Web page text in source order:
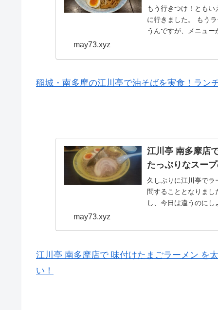
もう行きつけ！とも
に行きました。 もう
うんですが、メニュ
may73.xyz
稲城・南多摩の江川亭で油そばを実食！ラン
江川亭 南多摩店
たっぷりなスー
久しぶりに江川亭で
問することとなりま
し、今日は違うのに
may73.xyz
江川亭 南多摩店で 味付けたまごラーメン を
い！